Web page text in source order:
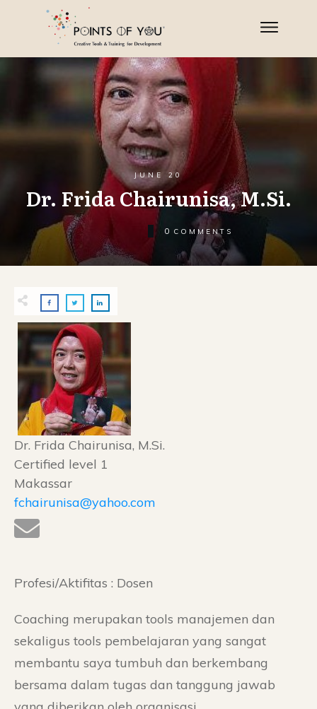
JUNE 20
Dr. Frida Chairunisa, M.Si.
0 COMMENTS
Dr. Frida Chairunisa, M.Si.
Certified level 1
Makassar
fchairunisa@yahoo.com
Profesi/Aktifitas : Dosen
Coaching merupakan tools manajemen dan
sekaligus tools pembelajaran yang sangat
membantu saya tumbuh dan berkembang
bersama dalam tugas dan tanggung jawab